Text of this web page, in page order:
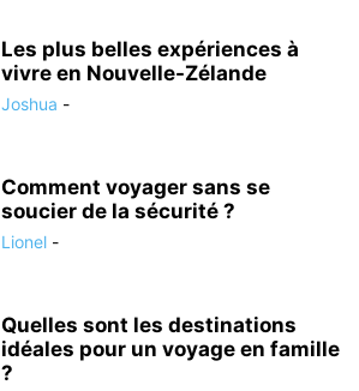
Les plus belles expériences à
vivre en Nouvelle-Zélande
Joshua -
Comment voyager sans se
soucier de la sécurité ?
Lionel -
Quelles sont les destinations
idéales pour un voyage en famille
?